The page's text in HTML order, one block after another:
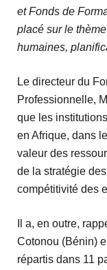
et Fonds de
placé sur le
humaines,
Le directeur du
Professionnelle,
que les
en Afrique, dans
valeur des
de la stratégie
compétitivité des
Il a, en outre,
Cotonou (Bénin)
répartis dans 11